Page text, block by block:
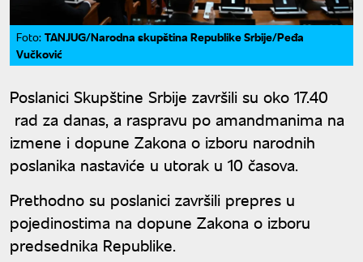
Foto: TANJUG/Narodna skupština Republike Srbije/Peđa
Vučković
Poslanici Skupštine Srbije završili su oko 17.40
rad za danas, a raspravu po amandmanima na
izmene i dopune Zakona o izboru narodnih
poslanika nastaviće u utorak u 10 časova.
Prethodno su poslanici završili prepres u
pojedinostima na dopune Zakona o izboru
predsednika Republike.